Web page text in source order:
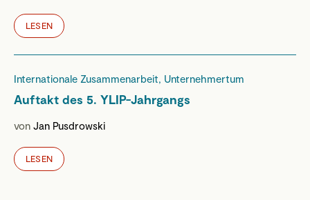
LESEN
Internationale Zusammenarbeit, Unternehmertum
Auftakt des 5. YLIP-Jahrgangs
von Jan Pusdrowski
LESEN